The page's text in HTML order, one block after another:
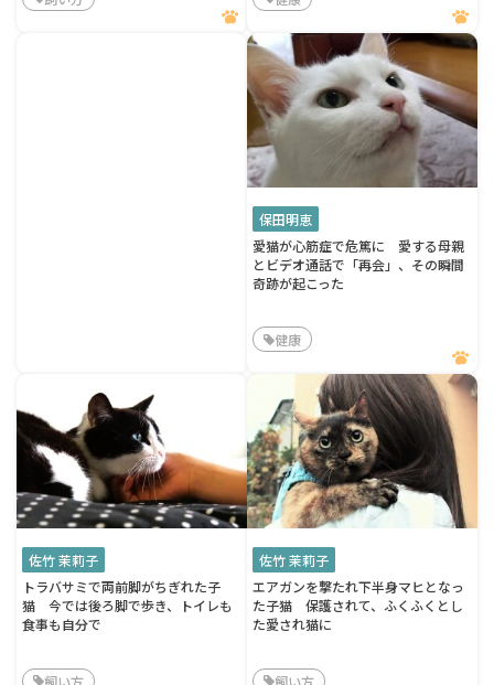
保田明恵
愛猫が心筋症で危篤に 愛する母親
とビデオ通話で「再会」、その瞬間
奇跡が起こった
健康
佐竹 茉莉子
トラバサミで両前脚がちぎれた子
猫 今では後ろ脚で歩き、トイレも
食事も自分で
飼い方
佐竹 茉莉子
エアガンを撃たれ下半身マヒとなっ
た子猫 保護されて、ふくふくとし
た愛され猫に
飼い方